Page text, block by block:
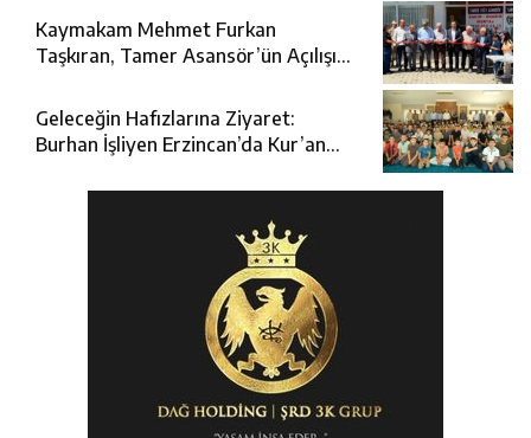
Kaymakam Mehmet Furkan
Taşkıran, Tamer Asansör’ün Açılışına
Geleceğin Hafızlarına Ziyaret:
Burhan İşliyen Erzincan’da Kur’an